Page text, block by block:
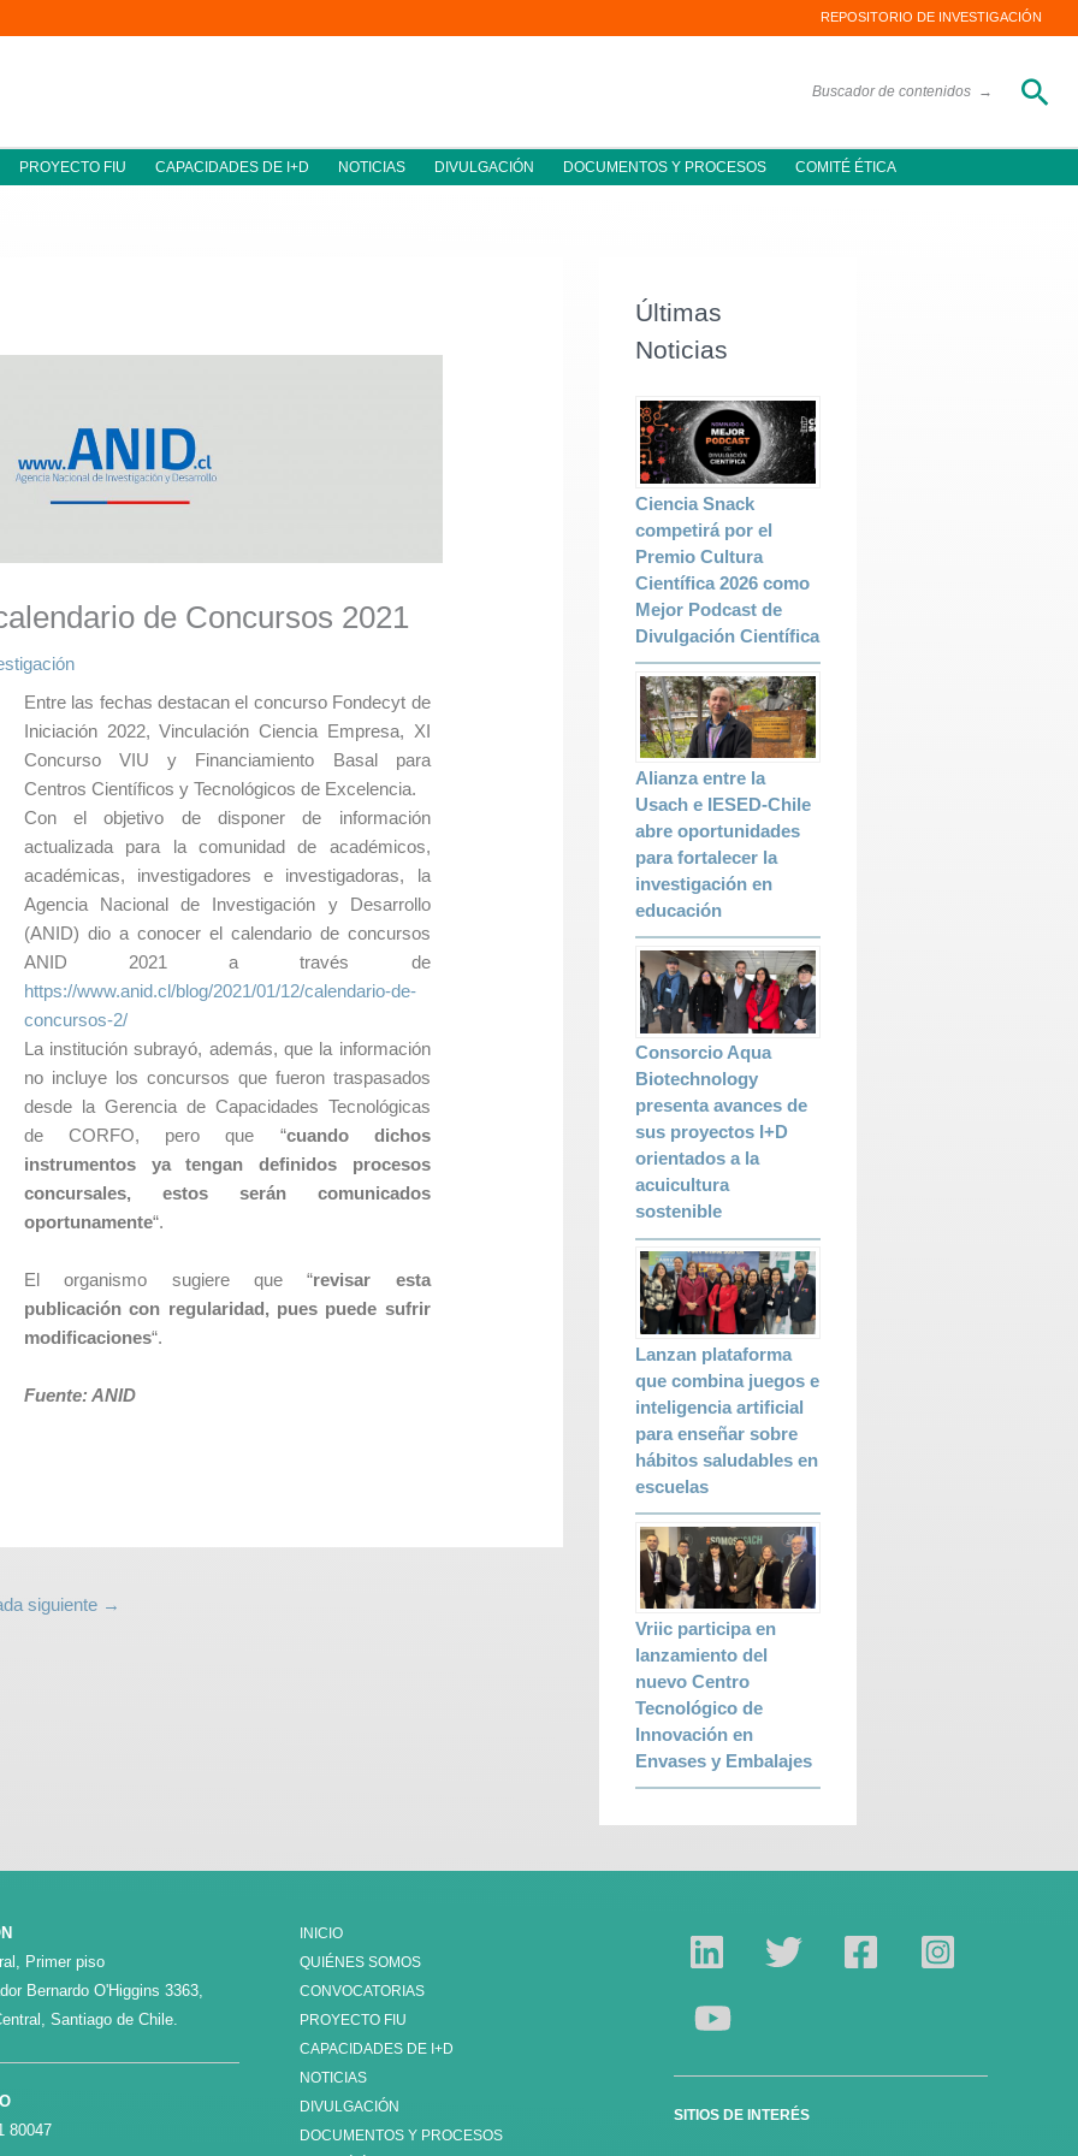
REPOSITORIO DE INVESTIGACIÓN
Buscador de contenidos →
PROYECTO FIU CAPACIDADES DE I+D NOTICIAS DIVULGACIÓN DOCUMENTOS Y PROCESOS COMITÉ ÉTICA
de Concursos 2021
Entre las fechas destacan el concurso Fondecyt de
Iniciación 2022, Vinculación Ciencia Empresa, XI
Concurso VIU y Financiamiento Basal para
Centros Científicos y Tecnológicos de Excelencia.
Con el objetivo de disponer de información
actualizada para la comunidad de académicos,
académicas, investigadores e investigadoras, la
Agencia Nacional de Investigación y Desarrollo
(ANID) dio a conocer el calendario de concursos
ANID 2021 a través de
https://www.anid.cl/blog/2021/01/12/calendario-de-
concursos-2/
La institución subrayó, además, que la información
no incluye los concursos que fueron traspasados
desde la Gerencia de Capacidades Tecnológicas
de CORFO, pero que “cuando dichos
instrumentos ya tengan definidos procesos
concursales, estos serán comunicados
oportunamente“.
El organismo sugiere que “revisar esta
publicación con regularidad, pues puede sufrir
modificaciones“.
Fuente: ANID
siguiente →
Últimas
Noticias
Ciencia Snack
competirá por el
Premio Cultura
Científica 2026 como
Mejor Podcast de
Divulgación Científica
Alianza entre la
Usach e IESED-Chile
abre oportunidades
para fortalecer la
investigación en
educación
Consorcio Aqua
Biotechnology
presenta avances de
sus proyectos I+D
orientados a la
acuicultura
sostenible
Lanzan plataforma
que combina juegos e
inteligencia artificial
para enseñar sobre
hábitos saludables en
escuelas
Vriic participa en
lanzamiento del
nuevo Centro
Tecnológico de
Innovación en
Envases y Embalajes
Primer piso
Bernardo O'Higgins 3363,
Santiago de Chile.
80047
INICIO
QUIÉNES SOMOS
CONVOCATORIAS
PROYECTO FIU
CAPACIDADES DE I+D
NOTICIAS
DIVULGACIÓN
DOCUMENTOS Y PROCESOS
SITIOS DE INTERÉS